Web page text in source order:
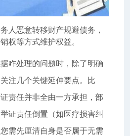
人恶意转移财产规避债务，
权等方式维护权益。
咋处理的问题时，除了明确
注几个关键延伸要点。比
责任并非全由一方承担，部
证责任倒置（如医疗损害纠
需先厘清自身是否属于无需